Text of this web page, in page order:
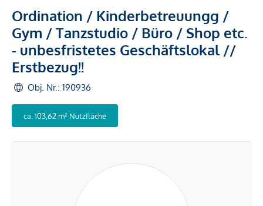
Ordination / Kinderbetreuungg /
Gym / Tanzstudio / Büro / Shop etc.
- unbesfristetes Geschäftslokal //
Erstbezug!!
Obj. Nr.: 190936
ca. 103,62 m² Nutzfläche